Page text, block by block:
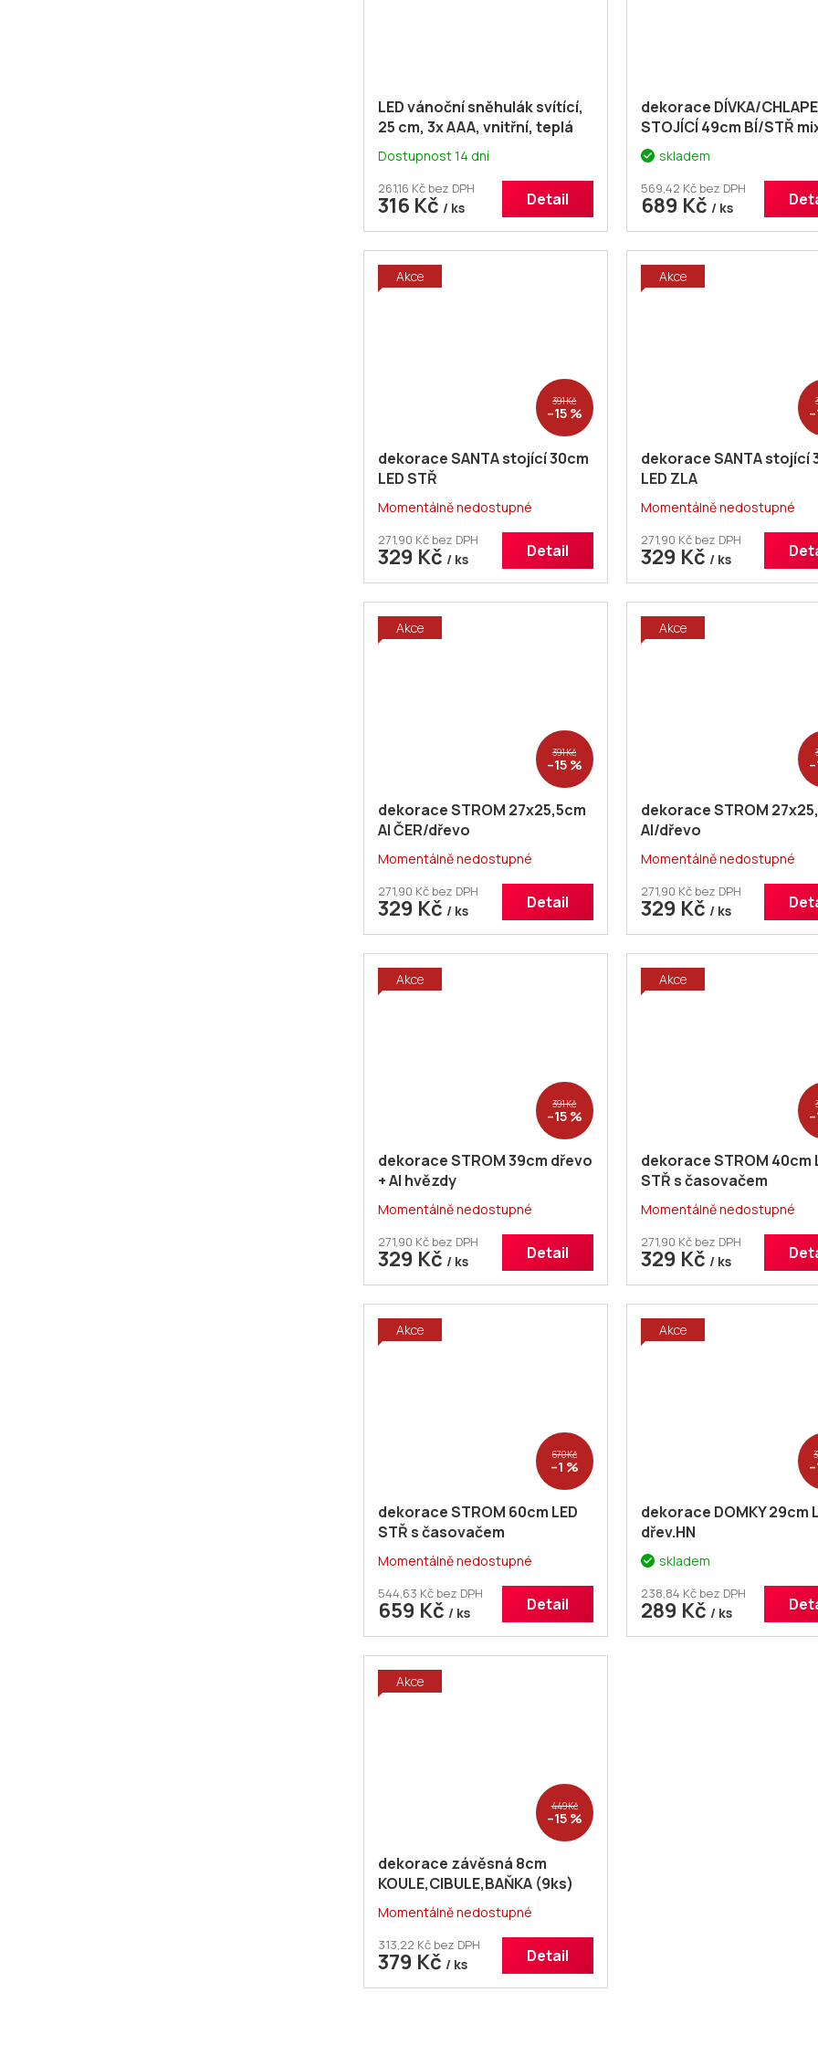
LED vánoční sněhulák svítící,
25 cm, 3x AAA, vnitřní, teplá
bílá
Dostupnost 14 dní
261,16 Kč bez DPH
316 Kč / ks Detail
dekorace DÍVKA/
STOJÍCÍ 49cm BÍ/STŘ
skladem
569,42 Kč bez DPH
689 Kč / ks
Akce
391 Kč
–15 %
dekorace SANTA stojící 30cm
LED STŘ
Momentálně nedostupné
271,90 Kč bez DPH
329 Kč / ks Detail
Akce
dekorace SANTA stojící
LED ZLA
Momentálně nedostupné
271,90 Kč bez DPH
329 Kč / ks
Akce
391 Kč
–15 %
dekorace STROM 27x25,5cm
Al ČER/dřevo
Momentálně nedostupné
271,90 Kč bez DPH
329 Kč / ks Detail
Akce
dekorace STROM
Al/dřevo
Momentálně nedostupné
271,90 Kč bez DPH
329 Kč / ks
Akce
391 Kč
–15 %
dekorace STROM 39cm dřevo
+ Al hvězdy
Momentálně nedostupné
271,90 Kč bez DPH
329 Kč / ks Detail
Akce
dekorace STROM 40cm
STŘ s časovačem
Momentálně nedostupné
271,90 Kč bez DPH
329 Kč / ks
Akce
670 Kč
–1 %
dekorace STROM 60cm LED
STŘ s časovačem
Momentálně nedostupné
544,63 Kč bez DPH
659 Kč / ks Detail
Akce
dekorace DOMKY 29cm
dřev.HN
skladem
238,84 Kč bez DPH
289 Kč / ks
Akce
449 Kč
–15 %
dekorace závěsná 8cm
KOULE,CIBULE,BAŇKA (9ks)
Momentálně nedostupné
313,22 Kč bez DPH
379 Kč / ks Detail